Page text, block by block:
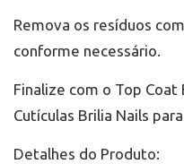
Remova os resíduos
conforme necessário.
Finalize com o Top
Cutículas Brilia Nails
Detalhes do Produto: